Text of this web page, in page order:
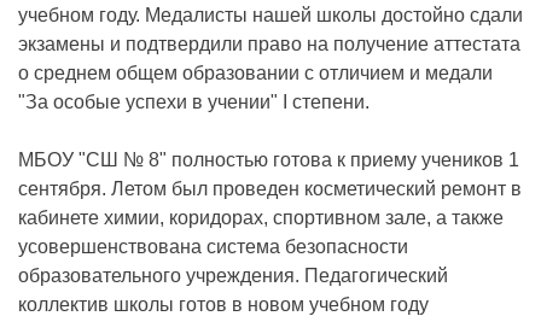
учебном году. Медалисты нашей школы достойно сдали
экзамены и подтвердили право на получение аттестата
о среднем общем образовании с отличием и медали
"За особые успехи в учении" I степени.
МБОУ "СШ № 8" полностью готова к приему учеников 1
сентября. Летом был проведен косметический ремонт в
кабинете химии, коридорах, спортивном зале, а также
усовершенствована система безопасности
образовательного учреждения. Педагогический
коллектив школы готов в новом учебном году